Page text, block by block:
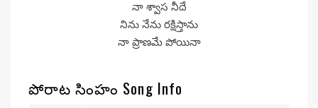
నా శ్వాస నీదే
నిను నేను రక్షిస్తాను
నా ప్రాణమే పోయినా
పోరాట సింహం Song Info